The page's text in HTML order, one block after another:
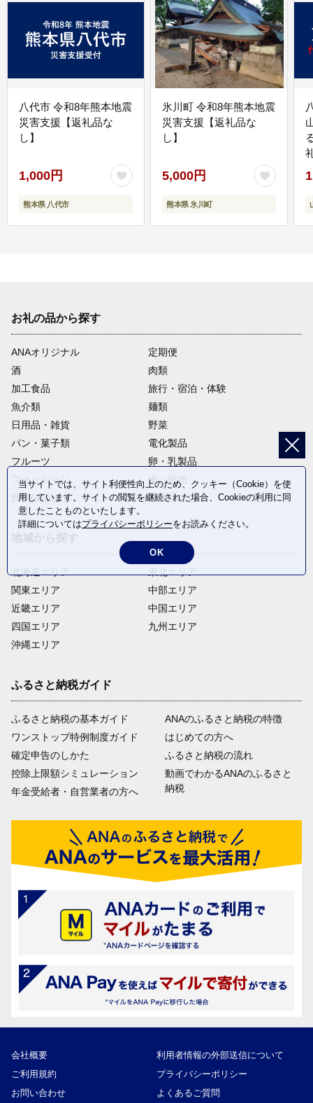
八代市 令和8年熊本地震
災害支援【返礼品な
し】
1,000円
熊本県 八代市
氷川町 令和8年熊本地震
災害支援【返礼品な
し】
5,000円
熊本県 氷川町
お礼の品から探す
ANAオリジナル
定期便
酒
肉類
加工食品
旅行・宿泊・体験
魚介類
麺類
日用品・雑貨
野菜
パン・菓子類
電化製品
フルーツ
卵・乳製品
ファッション
米・穀物
飲料(酒以外)
返礼品なし
北海道エリア
関東エリア
近畿エリア
四国エリア
沖縄エリア
東北エリア
中部エリア
中国エリア
九州エリア
ふるさと納税ガイド
ふるさと納税の基本ガイド
ワンストップ特例制度ガイド
確定申告のしかた
控除上限額シミュレーション
年金受給者・自営業者の方へ
ANAのふるさと納税の特徴
はじめての方へ
ふるさと納税の流れ
動画でわかるANAのふるさと
納税
会社概要
利用者情報の外部送信について
ご利用規約
プライバシーポリシー
お問い合わせ
よくあるご質問
当サイトでは、サイト利便性向上のため、クッキー（Cookie）を使
用しています。サイトの閲覧を継続された場合、Cookieの利用に同
意したことものといたします。
詳細についてはプライバシーポリシーをお読みください。
OK